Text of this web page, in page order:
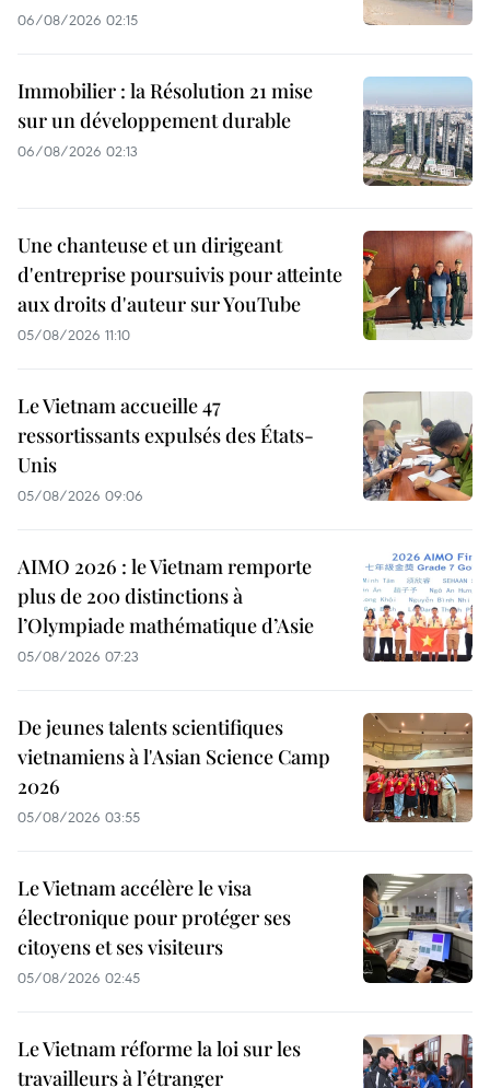
06/08/2026 02:15
Immobilier : la Résolution 21 mise
sur un développement durable
06/08/2026 02:13
Une chanteuse et un dirigeant
d'entreprise poursuivis pour atteinte
aux droits d'auteur sur YouTube
05/08/2026 11:10
Le Vietnam accueille 47
ressortissants expulsés des États-
Unis
05/08/2026 09:06
AIMO 2026 : le Vietnam remporte
plus de 200 distinctions à
l’Olympiade mathématique d’Asie
05/08/2026 07:23
De jeunes talents scientifiques
vietnamiens à l'Asian Science Camp
2026
05/08/2026 03:55
Le Vietnam accélère le visa
électronique pour protéger ses
citoyens et ses visiteurs
05/08/2026 02:45
Le Vietnam réforme la loi sur les
travailleurs à l’étranger